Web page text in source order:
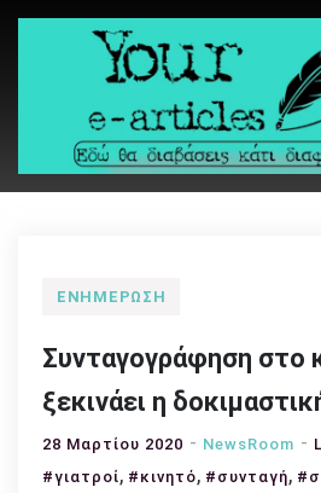
Skip
Your e-articles
Εδώ θα διαβάσεις κάτι
ΕΝΗΜΈΡΩΣΗ
Συνταγογράφηση στο
ξεκινάει η
28 Μαρτίου 2020 NewsRoom
#γιατροί, #κινητό, #συνταγή,